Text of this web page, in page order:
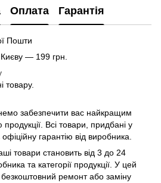
Оплата Гарантія
Пошти
— 199 грн.
товару.
забезпечити вас найкращим
продукції. Всі товари, придбані у
гарантію від виробника.
товари становить від 3 до 24
та категорії продукції. У цей
ремонт або заміну